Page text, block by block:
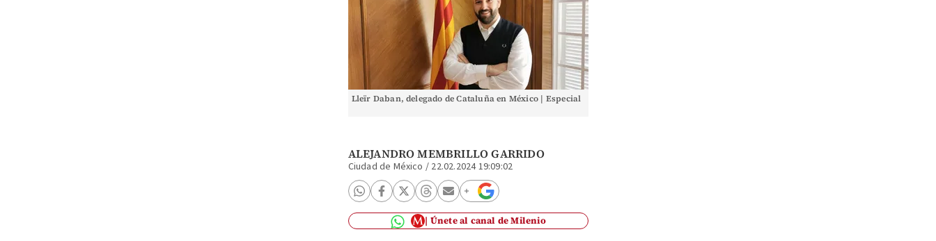
Lleïr Daban, delegado de Cataluña en México | Especial
ALEJANDRO MEMBRILLO GARRIDO
Ciudad de México / 22.02.2024 19:09:02
Únete al canal de Milenio